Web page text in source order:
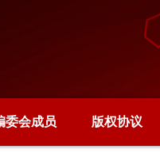
委会成员 版权协议